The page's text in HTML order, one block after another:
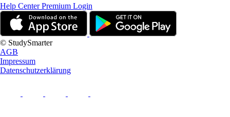
Help CenterPremium Login
© StudySmarter
AGB
Impressum
Datenschutzerklärung